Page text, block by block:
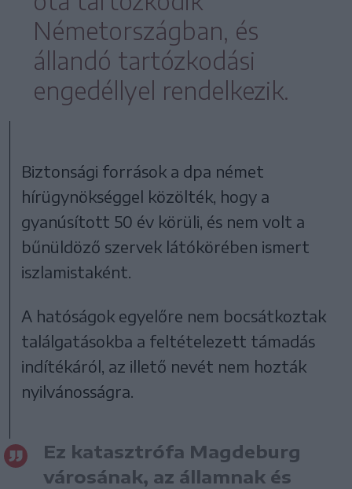
Németországban, és
állandó tartózkodási
engedéllyel rendelkezik.
Biztonsági források a dpa német
hírügynökséggel közölték, hogy a
gyanúsított 50 év körüli, és nem volt a
bűnüldöző szervek látókörében ismert
iszlamistaként.
A hatóságok egyelőre nem bocsátkoztak
találgatásokba a feltételezett támadás
indítékáról, az illető nevét nem hozták
nyilvánosságra.
Ez katasztrófa Magdeburg
városának, az államnak és